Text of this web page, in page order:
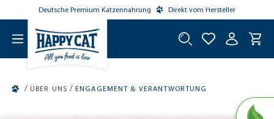
springen
Deutsche Premium Katzennahrung Direkt vom Hersteller
/ ÜBER UNS / ENGAGEMENT & VERANTWORTUNG